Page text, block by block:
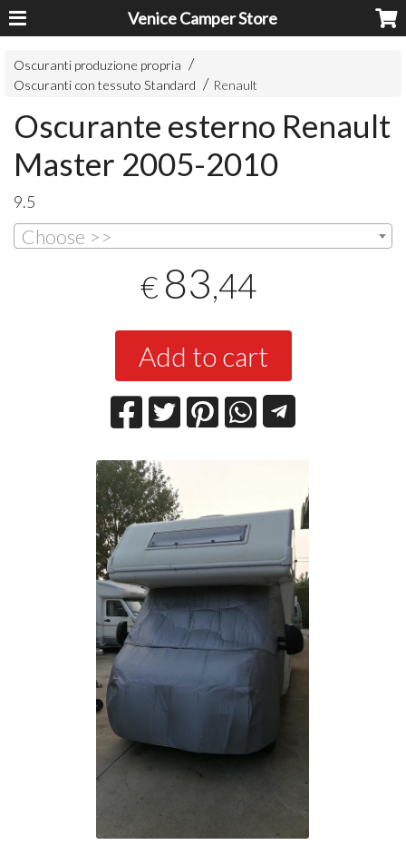
Venice Camper Store
Oscuranti produzione propria
Oscuranti con tessuto Standard
Renault
Oscurante esterno Renault
Master 2005-2010
9.5
Choose >>
€ 83,44
Add to cart